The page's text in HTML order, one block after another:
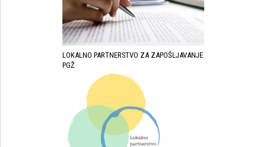
LOKALNO PARTNERSTVO ZA ZAPOŠLJAVANJE
PGŽ